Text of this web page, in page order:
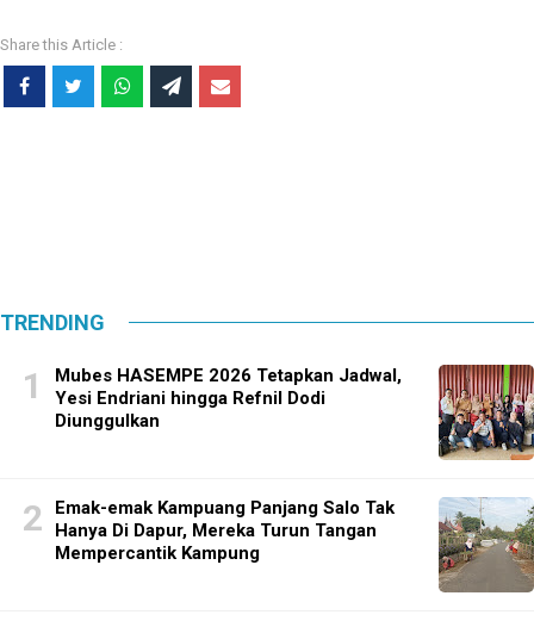
TRENDING
Mubes HASEMPE 2026 Tetapkan Jadwal,
Yesi Endriani hingga Refnil Dodi
Diunggulkan
Emak-emak Kampuang Panjang Salo Tak
Hanya Di Dapur, Mereka Turun Tangan
Mempercantik Kampung